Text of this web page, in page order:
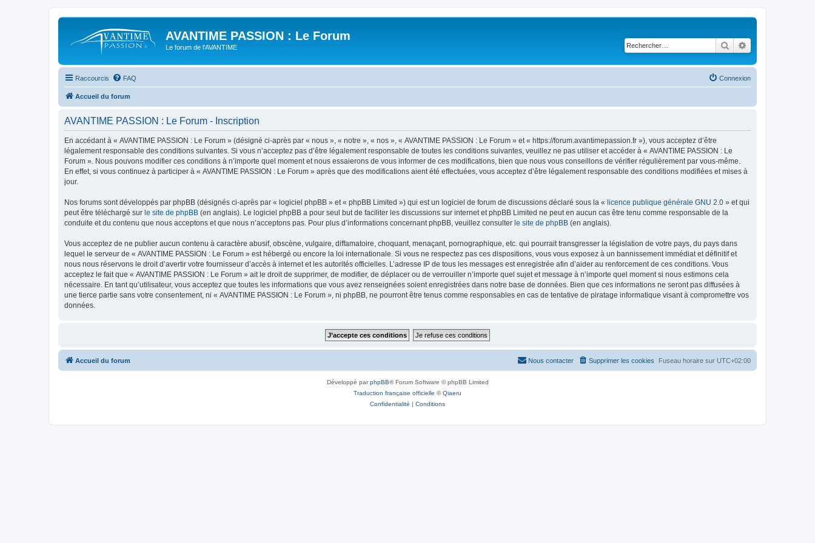
AVANTIME PASSION : Le Forum
Le forum de l'AVANTIME Rechercher
Raccourcis FAQ Connexion
Accueil du forum
AVANTIME PASSION : Le Forum - Inscription
En accédant à « AVANTIME PASSION : Le Forum » (désigné ci-après par « nous », « notre », « nos », « AVANTIME PASSION : Le Forum » et « https://forum.avantimepassion.fr »), vous acceptez d’être
légalement responsable des conditions suivantes. Si vous n’acceptez pas d’être légalement responsable de toutes les conditions suivantes, veuillez ne pas utiliser et accéder à « AVANTIME PASSION : Le
Forum ». Nous pouvons modifier ces conditions à n’importe quel moment et nous essaierons de vous informer de ces modifications, bien que nous vous conseillons de vérifier régulièrement par vous-même.
En effet, si vous continuez à participer à « AVANTIME PASSION : Le Forum » après que des modifications aient été effectuées, vous acceptez d’être légalement responsable des conditions modifiées et mises à
jour.
Nos forums sont développés par phpBB (désignés ci-après par « logiciel phpBB » et « phpBB Limited ») qui est un logiciel de forum de discussions déclaré sous la « licence publique générale GNU 2.0 » et qui
peut être téléchargé sur le site de phpBB (en anglais). Le logiciel phpBB a pour seul but de faciliter les discussions sur internet et phpBB Limited ne peut en aucun cas être tenu comme responsable de la
conduite et du contenu que nous acceptons et que nous n’acceptons pas. Pour plus d’informations concernant phpBB, veuillez consulter le site de phpBB (en anglais).
Vous acceptez de ne publier aucun contenu à caractère abusif, obscène, vulgaire, diffamatoire, choquant, menaçant, pornographique, etc. qui pourrait transgresser la législation de votre pays, du pays dans
lequel le serveur de « AVANTIME PASSION : Le Forum » est hébergé ou encore la loi internationale. Si vous ne respectez pas ces dispositions, vous vous exposez à un bannissement immédiat et définitif et
nous nous réservons le droit d’avertir votre fournisseur d’accès à internet et les autorités officielles. L’adresse IP de tous les messages est enregistrée afin d’aider au renforcement de ces conditions. Vous
acceptez le fait que « AVANTIME PASSION : Le Forum » ait le droit de supprimer, de modifier, de déplacer ou de verrouiller n’importe quel sujet et message à n’importe quel moment si nous estimons cela
nécessaire. En tant qu’utilisateur, vous acceptez que toutes les informations que vous avez renseignées soient enregistrées dans notre base de données. Bien que ces informations ne seront pas diffusées à
une tierce partie sans votre consentement, ni « AVANTIME PASSION : Le Forum », ni phpBB, ne pourront être tenus comme responsables en cas de tentative de piratage informatique visant à compromettre vos
données.
Accueil du forum Fuseau horaire sur UTC+02:00
Supprimer les cookies
Nous contacter
Développé parphpBB® Forum Software © phpBB Limited
Traduction française officielle ©Qiaeru
Confidentialité | Conditions